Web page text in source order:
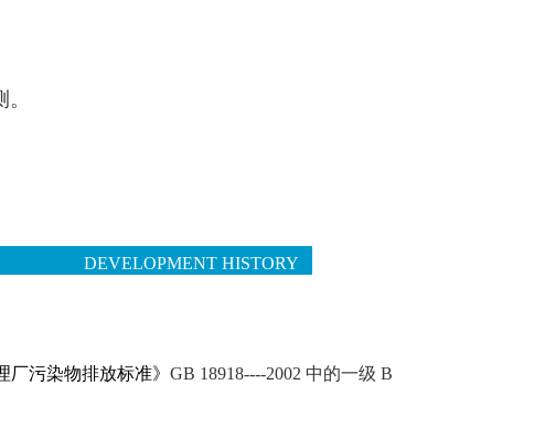
DEVELOPMENT HISTORY
污染物排放标准》 GB 18918----2002 中的一级 B